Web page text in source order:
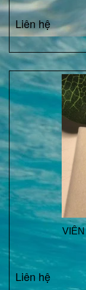
Liên hệ
Liên hệ